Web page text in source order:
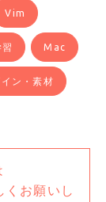
Vim
習 Mac
ン・素材
くお願いし